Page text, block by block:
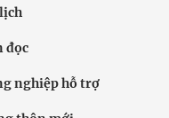
đọc
nghiệp hỗ trợ